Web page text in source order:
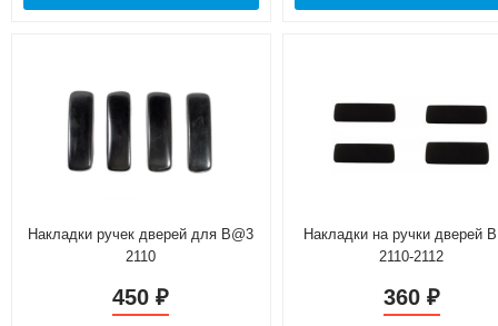
Накладки ручек дверей для B@3
2110
450₽
Накладки на ручки дверей
2110-2112
360 ₽